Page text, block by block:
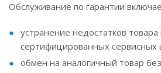
Обслуживание по гарантии
устранение недостатков товара
сертифицированных сервисных
обмен на аналогичный товар